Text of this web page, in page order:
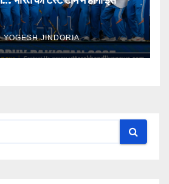
YOGESH JINDORIA